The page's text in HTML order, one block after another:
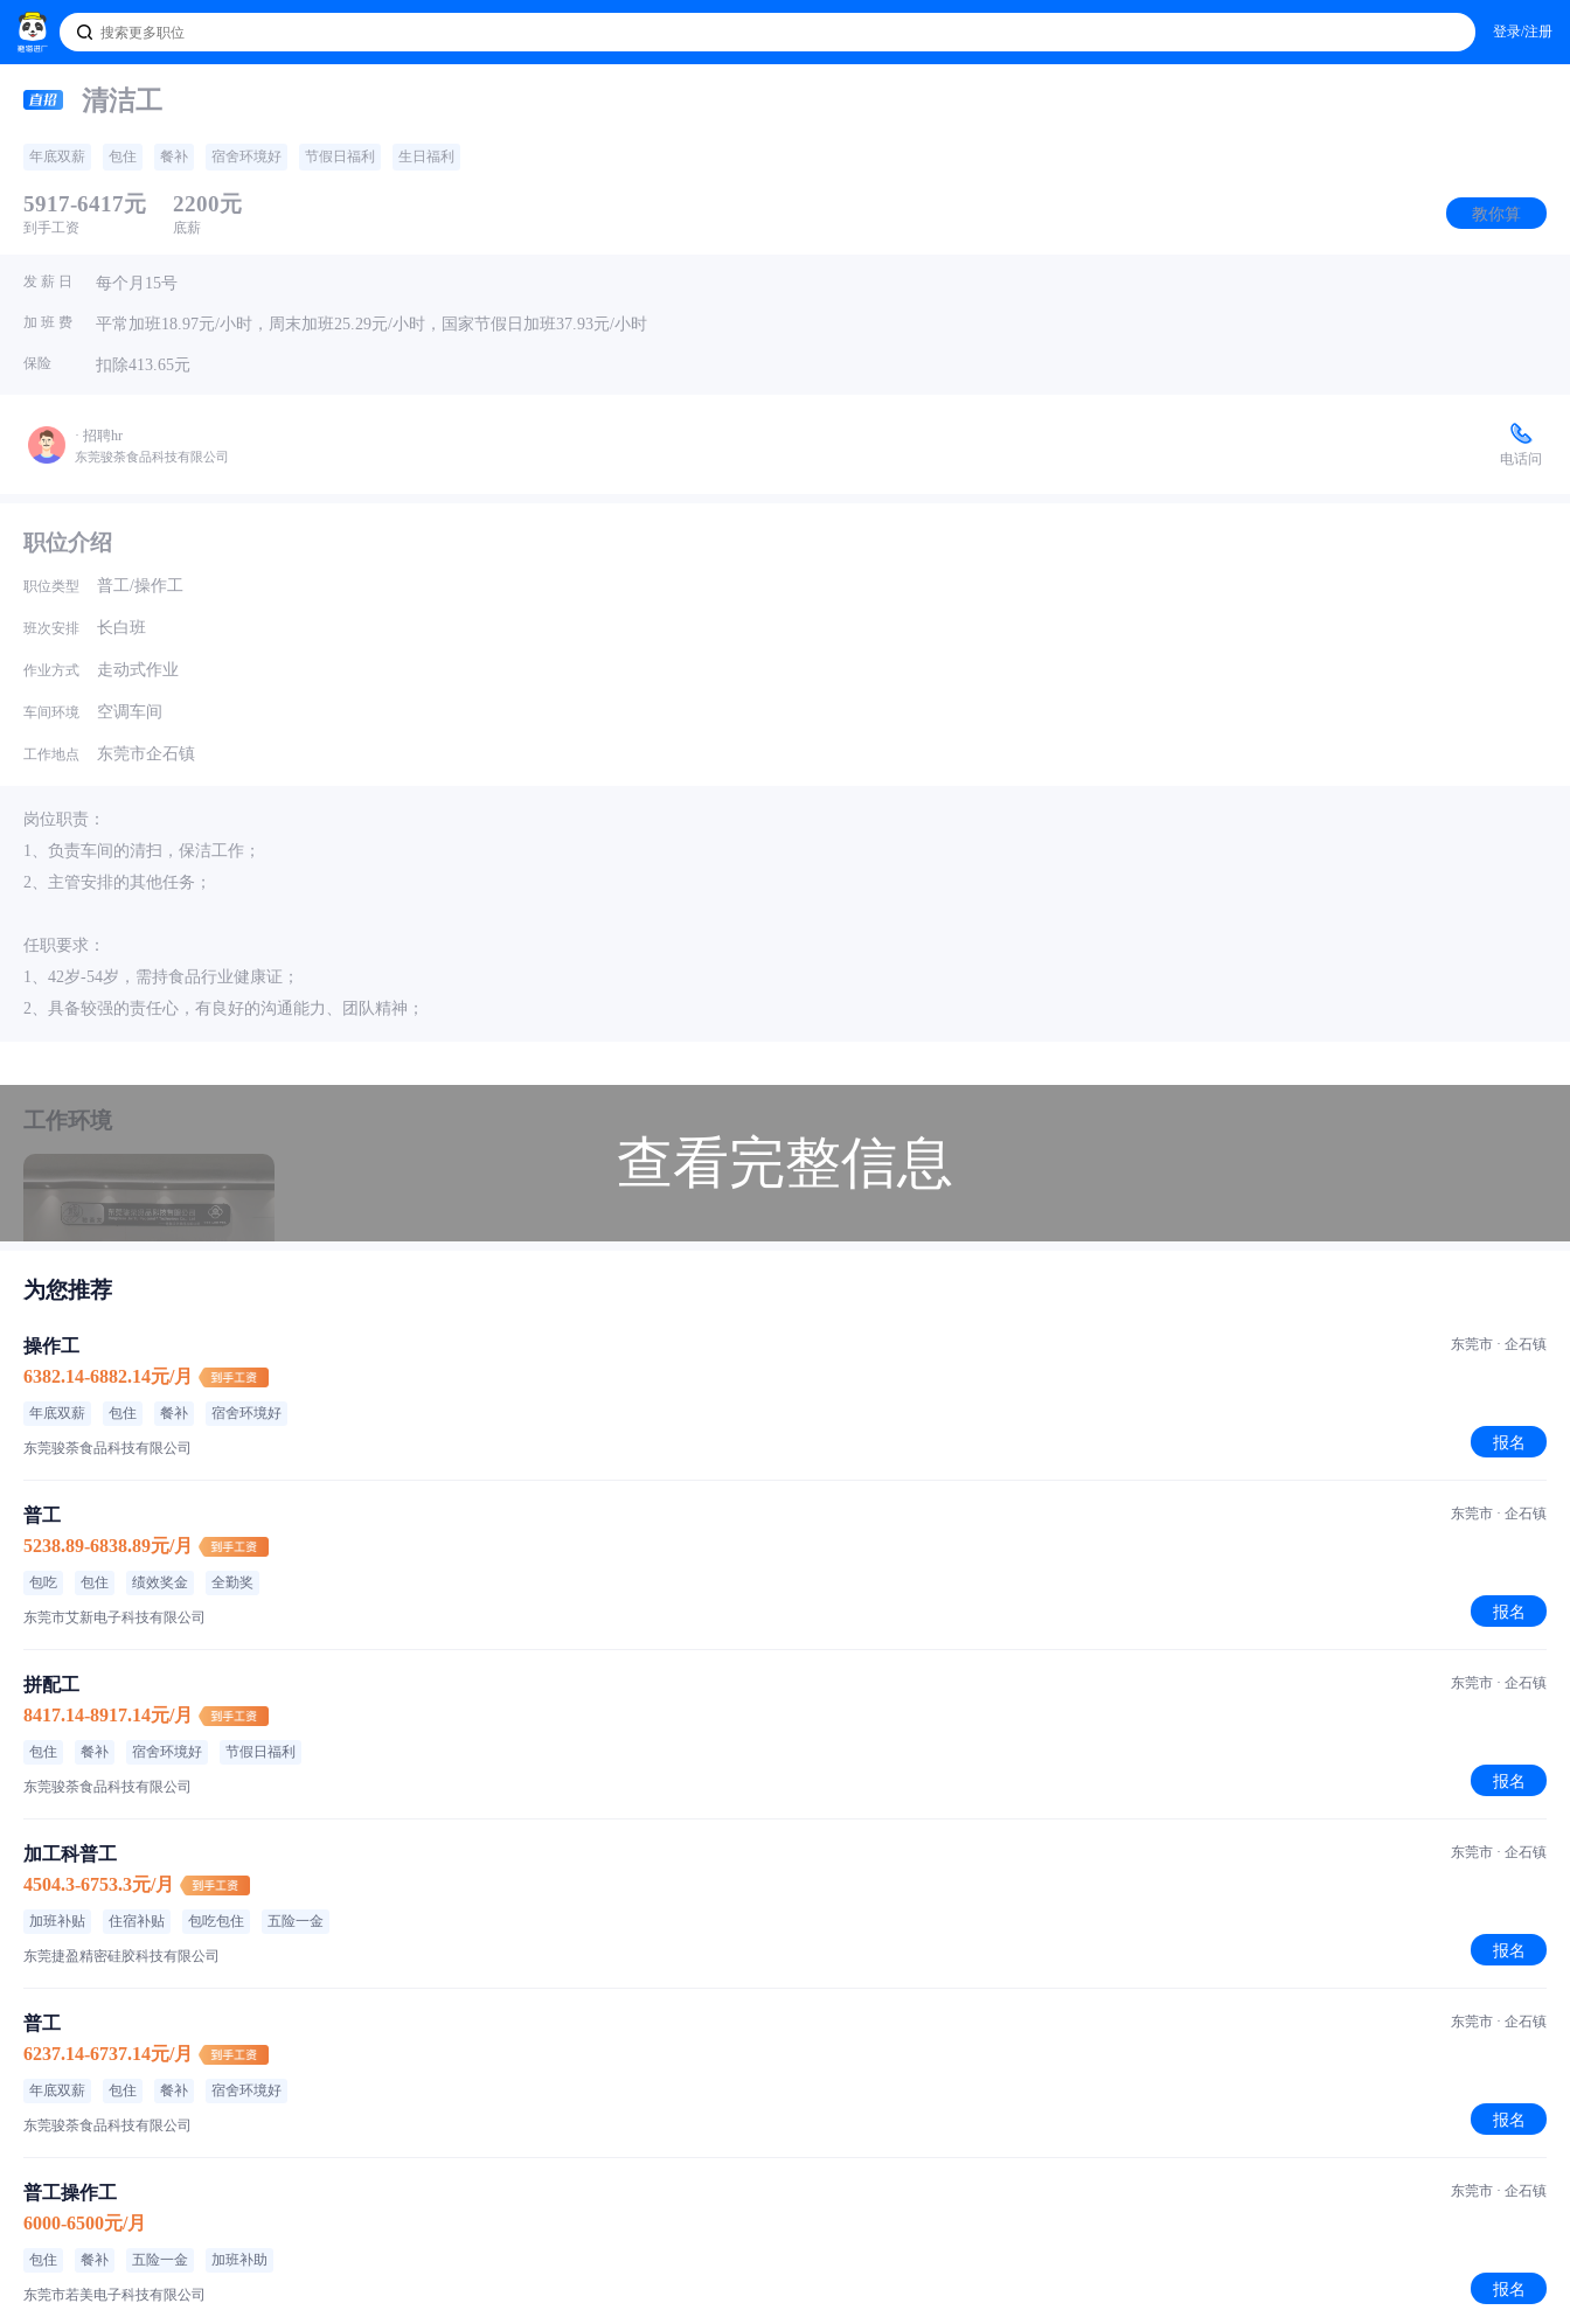
登录/注册
清洁工
年底双薪 包住 餐补 宿舍环境好 节假日福利 生日福利
5917-6417元
到手工资
2200元
底薪
教你算
发 薪 日 每个月15号
加 班 费 平常加班18.97元/小时，周末加班25.29元/小时，国家节假日加班37.93元/小时
保险 扣除413.65元
· 招聘hr
东莞骏荼食品科技有限公司 电话问
职位介绍
职位类型 普工/操作工
班次安排 长白班
作业方式 走动式作业
车间环境 空调车间
工作地点 东莞市企石镇
岗位职责：
1、负责车间的清扫，保洁工作；
2、主管安排的其他任务；
任职要求：
1、42岁-54岁，需持食品行业健康证；
2、具备较强的责任心，有良好的沟通能力、团队精神；
工作环境
伙食标准 二荤一素一汤
住宿标准
工厂信息
100-200人｜其他｜快速消费品
东莞骏荼食品科技有限公司
查看完整信息
为您推荐
操作工
6382.14-6882.14元/月
年底双薪 包住 餐补 宿舍环境好
东莞骏荼食品科技有限公司
东莞市 · 企石镇
报名
普工
5238.89-6838.89元/月
包吃 包住 绩效奖金 全勤奖
东莞市艾新电子科技有限公司
东莞市 · 企石镇
报名
拼配工
8417.14-8917.14元/月
包住 餐补 宿舍环境好 节假日福利
东莞骏荼食品科技有限公司
东莞市 · 企石镇
报名
加工科普工
4504.3-6753.3元/月
加班补贴 住宿补贴 包吃包住 五险一金
东莞捷盈精密硅胶科技有限公司
东莞市 · 企石镇
报名
普工
6237.14-6737.14元/月
年底双薪 包住 餐补 宿舍环境好
东莞骏荼食品科技有限公司
东莞市 · 企石镇
报名
普工操作工
6000-6500元/月
包住 餐补 五险一金 加班补助
东莞市若美电子科技有限公司
东莞市 · 企石镇
报名